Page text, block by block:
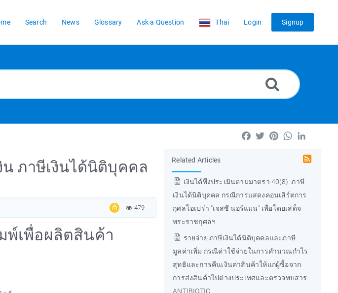
Search News Glossary Ask a Question Thai Login Signup
Facebook
TwitterPinterestWhatsApp
Related Articles
เงินได้พึงประเมินตามมาตรา 40(8) ภาษี
เงินได้นิติบุคคล กรณีการแสดงคอนเสิร์ตการ
กุศลโอเปร่า "เจสซี นอร์แมน" เพื่อโดยเสด็จ
พระราชกุศลฯ
รายจ่าย ภาษีเงินได้นิติบุคคลและภาษี
มูลค่าเพิ่ม กรณีค่าใช้จ่ายในการคำนวณกำไร
สุทธิและการคืนเงินค่าสินค้าให้แก่ผู้ซื้อจาก
การส่งสินค้าไปต่างประเทศและตรวจพบสาร
ANTIBIOTIC
ภาษีเงินได้นิติบุคคล
479
พ์เพื่อผลิตสินค้า